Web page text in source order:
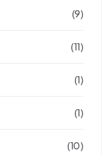
(9)
(11)
(1)
(1)
(10)